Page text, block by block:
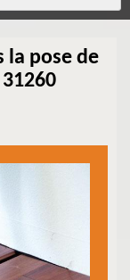
la pose de